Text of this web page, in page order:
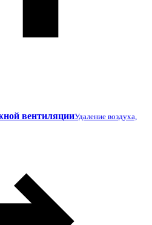
вентиляцииУдаление воздуха,